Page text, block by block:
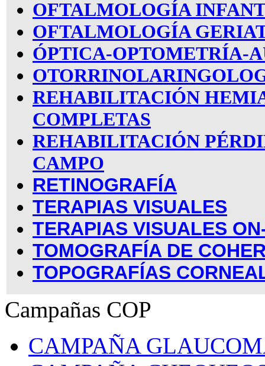
OFTALMOLOGÍA
OFTALMOLOGÍA
ÓPTICA-OPTOMETRÍA-
REHABILITACIÓN
COMPLETAS
REHABILITACIÓN
CAMPO
RETINOGRAFÍA
TERAPIAS VISUALES
TERAPIAS VISUALES
TOMOGRAFÍA DE
TOPOGRAFÍAS
Campañas COP
CAMPAÑA